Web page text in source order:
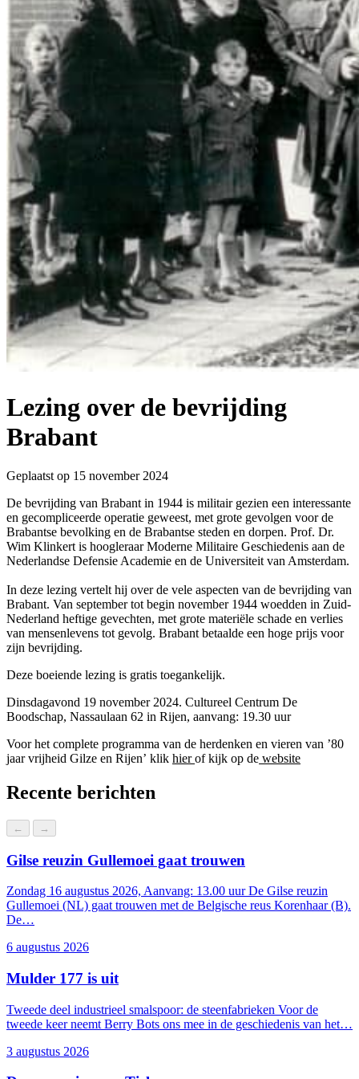
Genealogie /
Wiki
Tijdmachine
Tweede Wereldoorlog
Lezing over de bevrijding
Brabant
Geplaatst op 15 november 2024
De bevrijding van Brabant in 1944 is militair gezien een interessante
en gecompliceerde operatie geweest, met grote gevolgen voor de
Brabantse bevolking en de Brabantse steden en dorpen. Prof. Dr.
Wim Klinkert is hoogleraar Moderne Militaire Geschiedenis aan de
Nederlandse Defensie Academie en de Universiteit van Amsterdam.
In deze lezing vertelt hij over de vele aspecten van de bevrijding van
Brabant. Van september tot begin november 1944 woedden in Zuid-
Nederland heftige gevechten, met grote materiële schade en verlies
van mensenlevens tot gevolg. Brabant betaalde een hoge prijs voor
zijn bevrijding.
Deze boeiende lezing is gratis toegankelijk.
Dinsdagavond 19 november 2024. Cultureel Centrum De
Boodschap, Nassaulaan 62 in Rijen, aanvang: 19.30 uur
Voor het complete programma van de herdenken en vieren van ’80
jaar vrijheid Gilze en Rijen’ klik hierof kijk op de website
Recente berichten
← →
Gilse reuzin Gullemoei gaat trouwen
Zondag 16 augustus 2026, Aanvang: 13.00 uur De Gilse reuzin
Gullemoei (NL) gaat trouwen met de Belgische reus Korenhaar (B).
De…
6 augustus 2026
Mulder 177 is uit
Tweede deel industrieel smalspoor: de steenfabrieken Voor de
tweede keer neemt Berry Bots ons mee in de geschiedenis van het…
3 augustus 2026